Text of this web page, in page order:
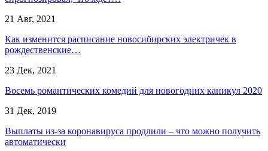
21 Авг, 2021
Как изменится расписание новосибирских электричек в
рождественские…
23 Дек, 2021
Восемь романтических комедий для новогодних каникул 2020
31 Дек, 2019
Выплаты из-за коронавируса продлили – что можно получить
автоматически